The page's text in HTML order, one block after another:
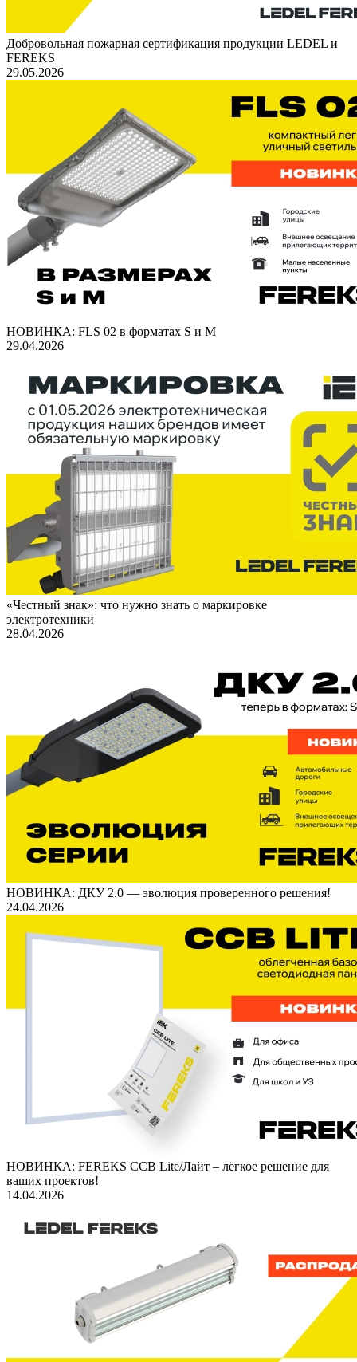
Добровольная пожарная сертификация продукции LEDEL и
FEREKS
29.05.2026
НОВИНКА: FLS 02 в форматах S и M
29.04.2026
«Честный знак»: что нужно знать о маркировке
электротехники
28.04.2026
НОВИНКА: ДКУ 2.0 — эволюция проверенного решения!
24.04.2026
НОВИНКА: FEREKS ССВ Lite/Лайт – лёгкое решение для
ваших проектов!
14.04.2026